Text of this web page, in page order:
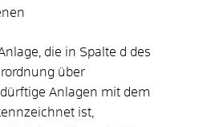
die in Spalte d des
über
Anlagen mit dem
ist,